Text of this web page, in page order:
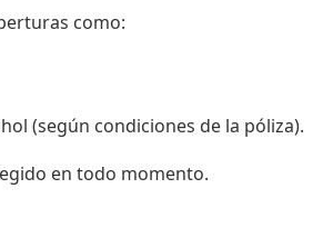
como:
(según condiciones de la póliza).
en todo momento.